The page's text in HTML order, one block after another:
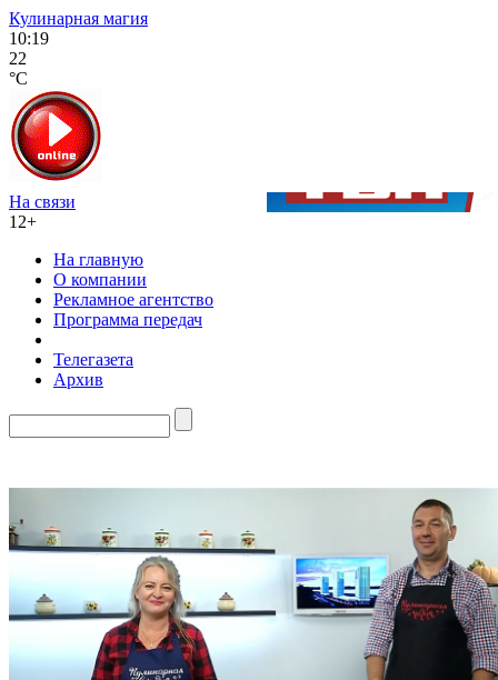
Кулинарная магия
10:19
22
°C
На связи
12+
На главную
О компании
Рекламное агентство
Программа передач
Телегазета
Архив